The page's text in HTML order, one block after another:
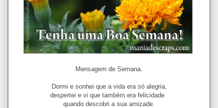
Mensagem de Semana.
Dormi e sonhei que a vida era só alegria,
despertei e vi que também era felicidade
quando descobri a sua amizade.